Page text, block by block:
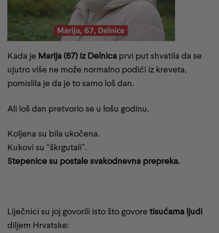
Kada je Marija (67) iz Delnica prvi put shvatila da se
ujutro više ne može normalno podići iz kreveta,
pomislila je da je to samo loš dan.
Ali loš dan pretvorio se u lošu godinu.
Koljena su bila ukočena.
Kukovi su “škrgutali”.
Stepenice su postale svakodnevna prepreka.
Liječnici su joj govorili isto što govore tisućama ljudi
diljem Hrvatske: